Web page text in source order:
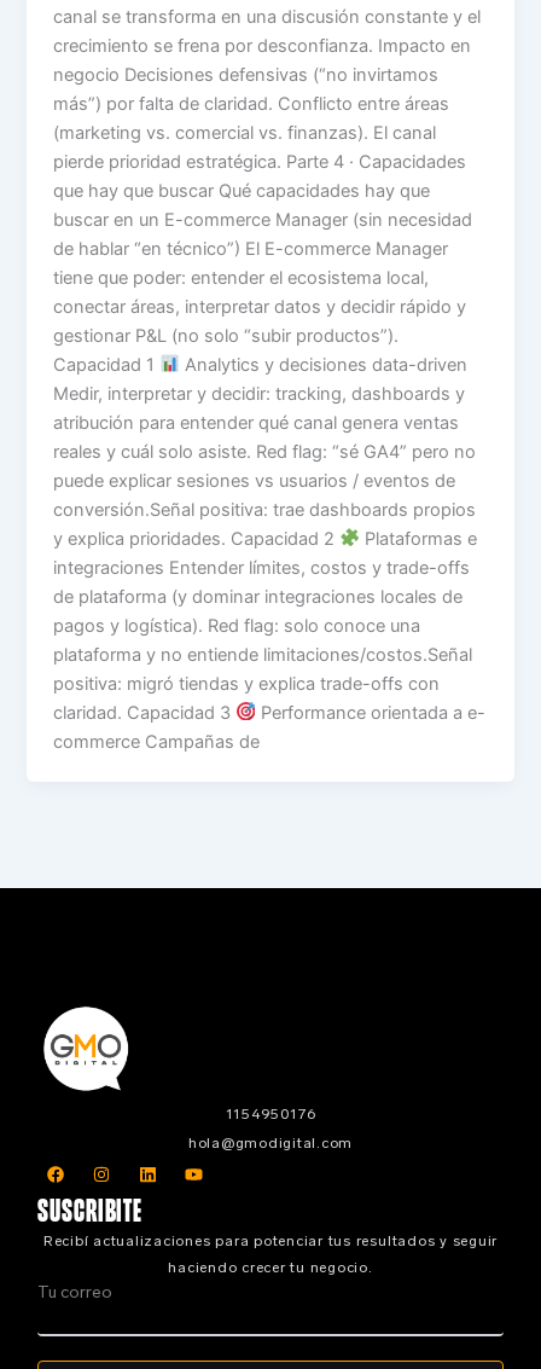
canal se transforma en una discusión constante y el
crecimiento se frena por desconfianza. Impacto en
negocio Decisiones defensivas (“no invirtamos
más”) por falta de claridad. Conflicto entre áreas
(marketing vs. comercial vs. finanzas). El canal
pierde prioridad estratégica. Parte 4 · Capacidades
que hay que buscar Qué capacidades hay que
buscar en un E-commerce Manager (sin necesidad
de hablar “en técnico”) El E-commerce Manager
tiene que poder: entender el ecosistema local,
conectar áreas, interpretar datos y decidir rápido y
gestionar P&L (no solo “subir productos”).
Capacidad 1
Analytics y decisiones data-driven
Medir, interpretar y decidir: tracking, dashboards y
atribución para entender qué canal genera ventas
reales y cuál solo asiste. Red flag: “sé GA4” pero no
puede explicar sesiones vs usuarios / eventos de
conversión.Señal positiva: trae dashboards propios
y explica prioridades. Capacidad 2
Plataformas e
integraciones Entender límites, costos y trade-offs
de plataforma (y dominar integraciones locales de
pagos y logística). Red flag: solo conoce una
plataforma y no entiende limitaciones/costos.Señal
positiva: migró tiendas y explica trade-offs con
claridad. Capacidad 3
Performance orientada a e-
commerce Campañas de
1154950176
hola@gmodigital.com
F
a
c
e
o
I
n
s
g
m
L
i
d
Y
o
b
e
SUSCRIBITE
Recibí actualizaciones para potenciar tus resultados y seguir
haciendo crecer tu negocio.
Tu correo